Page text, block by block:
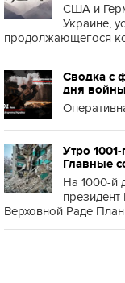
США и
Украине,
продолжающегося
Сводка с
дня
Утро
Главные
На 1000-й
Верховной Раде План